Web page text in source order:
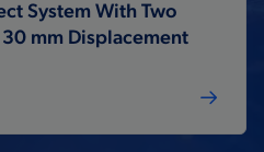
System With Two
mm Displacement